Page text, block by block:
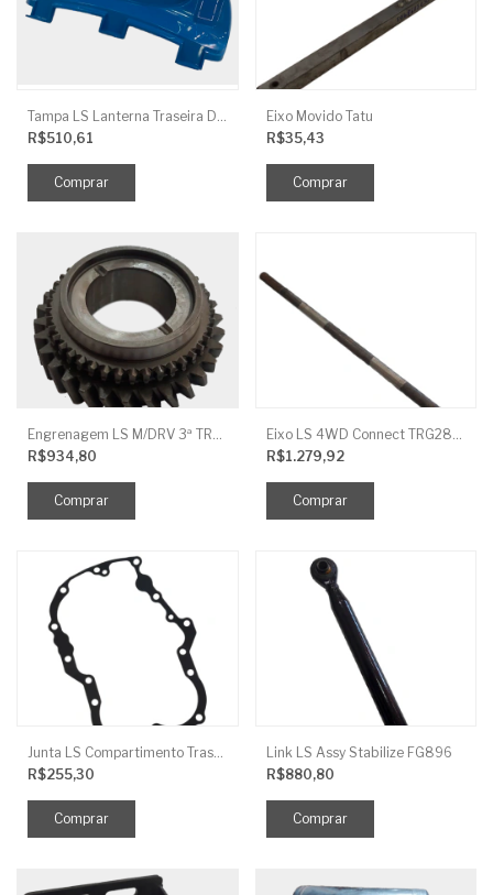
R$510,61
Eixo Movido Tatu
R$35,43
R$934,80
R$1.279,92
R$255,30
Link LS Assy Stabilize FG896
R$880,80